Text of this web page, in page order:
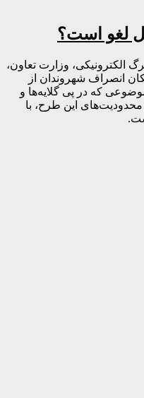
لغو است؟
الکترونیکی، وزارت تعاون،
انصراف شهروندان از
که در پی گلایه‌ها و
این طرح، با